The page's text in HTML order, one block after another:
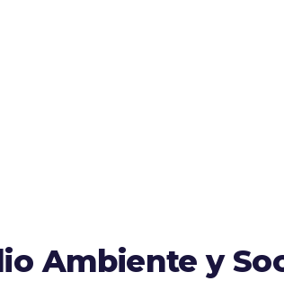
Ambiente y